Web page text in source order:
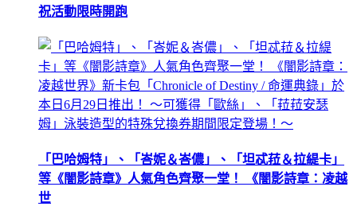
祝活動限時開跑
「巴哈姆特」、「峇妮＆峇儂」、「坦忒菈＆拉緹卡」
等《闇影詩章》人氣角色齊聚一堂！ 《闇影詩章：凌越
世